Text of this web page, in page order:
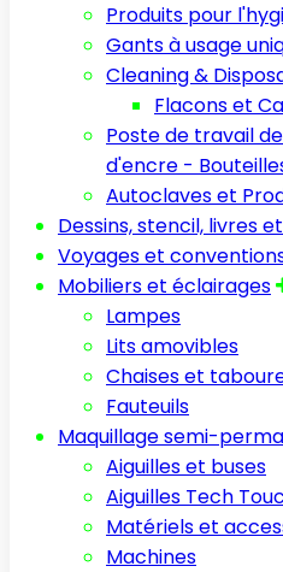
Produits pour
Gants à usage
Cleaning &
Flacons et
Poste de travail
d'encre -
Autoclaves et
Dessins, stencil, livres
Voyages et
Mobiliers et éclairages
Lampes
Lits amovibles
Chaises et
Fauteuils
Maquillage semi-
Aiguilles et buses
Aiguilles Tech
Matériels et
Machines